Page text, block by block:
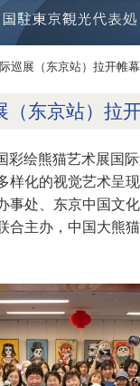
巡展（东京站）拉开帷幕
（东京站）拉
彩绘熊猫艺术展国
样化的视觉艺术呈
事处、东京中国文
合主办，中国大熊